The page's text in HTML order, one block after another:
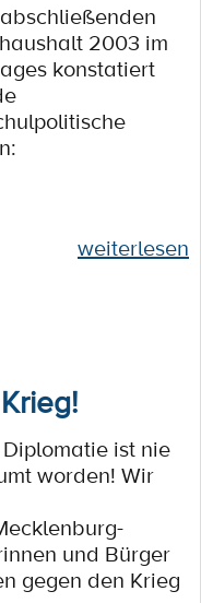
2003 im
konstatiert
weiterlesen
ist nie
worden! Wir
und Bürger
gegen den Krieg